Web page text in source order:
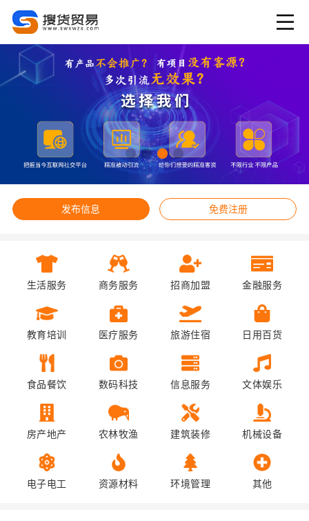
发布信息 免费注册
生活服务 商务服务 招商加盟 金融服务
教育培训 医疗服务 旅游住宿 日用百货
食品餐饮 数码科技 信息服务 文体娱乐
房产地产 农林牧渔 建筑装修 机械设备
电子电工 资源材料 环境管理 其他